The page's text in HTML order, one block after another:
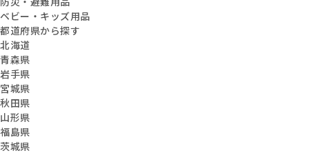
ベビー・キッズ用品
都道府県から探す
北海道
青森県
岩手県
宮城県
秋田県
山形県
福島県
茨城県